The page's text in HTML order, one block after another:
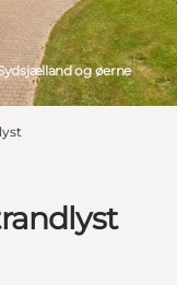
og øerne